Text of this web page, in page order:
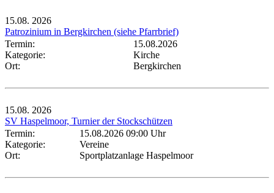
15.08. 2026
Patrozinium in Bergkirchen (siehe Pfarrbrief)
Termin:
15.08.2026
Kategorie:
Kirche
Ort:
Bergkirchen
15.08. 2026
SV Haspelmoor, Turnier der Stockschützen
Termin:
15.08.2026 09:00 Uhr
Kategorie:
Vereine
Ort:
Sportplatzanlage Haspelmoor